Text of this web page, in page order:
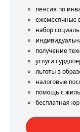
пенсия по
ежемесячные
набор
получение
услуги
льготы в
налоговые
помощь с
бесплатная